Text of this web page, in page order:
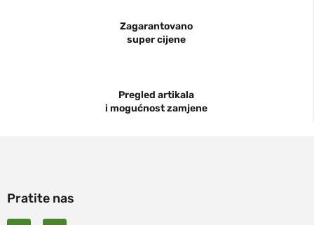
Zagarantovano
super cijene
Pregled artikala
i mogućnost zamjene
Pratite nas